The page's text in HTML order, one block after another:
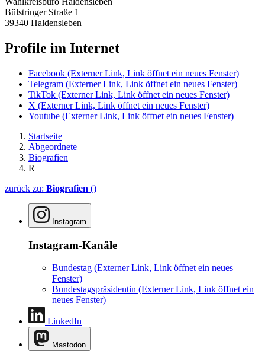
Bülstringer Straße 1
39340 Haldensleben
Profile im Internet
Facebook (Externer Link, Link öffnet ein neues Fenster)
Telegram (Externer Link, Link öffnet ein neues Fenster)
TikTok (Externer Link, Link öffnet ein neues Fenster)
X (Externer Link, Link öffnet ein neues Fenster)
Youtube (Externer Link, Link öffnet ein neues Fenster)
Startseite
Abgeordnete
Biografien
R
zurück zu: Biografien ()
Instagram
Instagram-Kanäle
Bundestag (Externer Link, Link öffnet ein neues
Fenster)
Bundestagspräsidentin (Externer Link, Link öffnet ein
neues Fenster)
LinkedIn
Mastodon